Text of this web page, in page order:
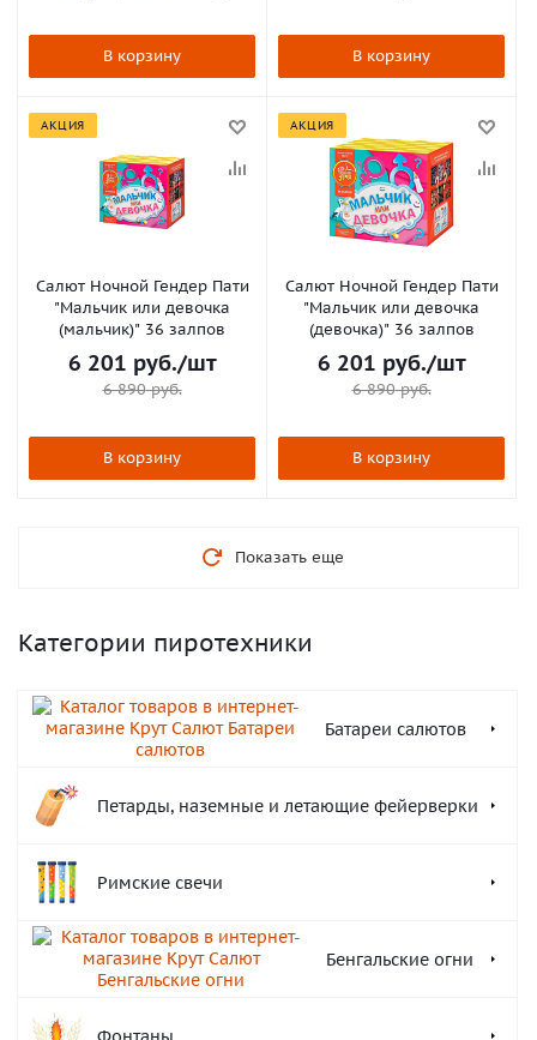
В корзину В корзину
АКЦИЯ
Салют Ночной Гендер Пати
"Мальчик или девочка
(мальчик)" 36 залпов
6 201 руб./шт
6 890руб.
В корзину
АКЦИЯ
Салют Ночной Гендер Пати
"Мальчик или девочка
(девочка)" 36 залпов
6 201 руб./шт
6 890руб.
В корзину
Показать еще
Категории пиротехники
Батареи салютов
Петарды, наземные и летающие фейерверки
Римские свечи
Бенгальские огни